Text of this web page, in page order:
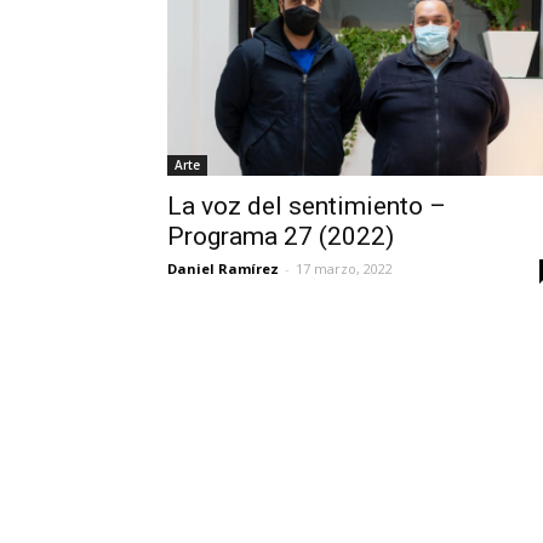
Arte
La voz del sentimiento –
Programa 27 (2022)
Daniel Ramírez - 17 marzo, 2022